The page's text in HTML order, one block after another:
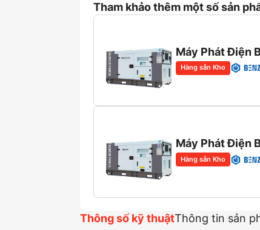
Tham khảo thêm một số sản
Máy Phát Điện
Hàng sẵn Kho
Máy Phát Điện
Hàng sẵn Kho
Thông số kỹ thuậtThông tin sản